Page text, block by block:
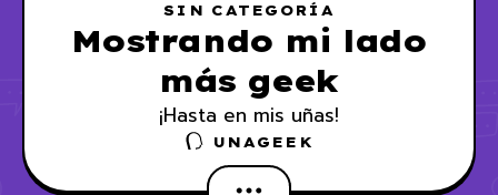
SIN CATEGORÍA
Mostrando mi lado
más geek
¡Hasta en mis uñas!
UNAGEEK